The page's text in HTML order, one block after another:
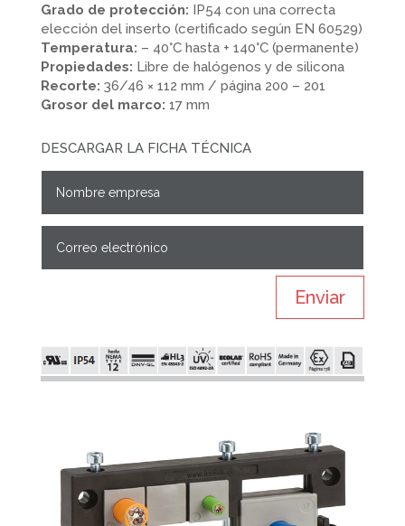
Grado de protección: IP54 con una correcta
elección del inserto (certificado según EN 60529)
Temperatura: – 40°C hasta + 140°C (permanente)
Propiedades: Libre de halógenos y de silicona
Recorte: 36/46 × 112 mm / página 200 – 201
Grosor del marco: 17 mm
DESCARGAR LA FICHA TÉCNICA
Enviar